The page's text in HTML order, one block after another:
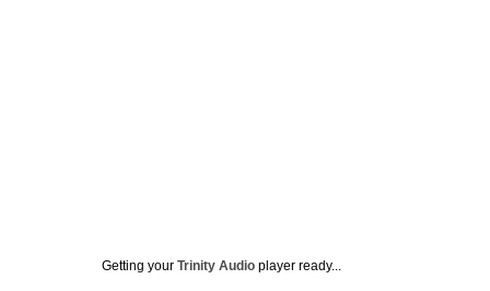
Getting your Trinity Audio player ready...